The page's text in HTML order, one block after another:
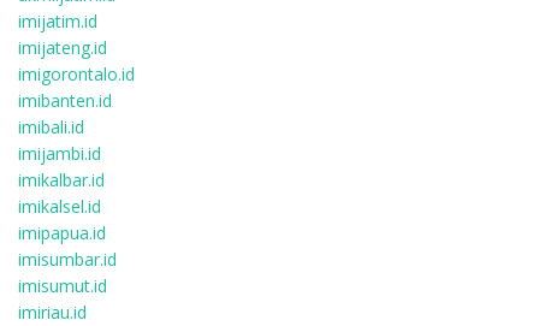
imijatim.id
imijateng.id
imigorontalo.id
imibanten.id
imibali.id
imijambi.id
imikalbar.id
imikalsel.id
imipapua.id
imisumbar.id
imisumut.id
imiriau.id